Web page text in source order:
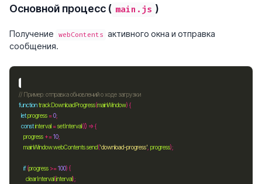
Основной процесс ( main.js )
Получение webContents активного окна и отправка
сообщения.
functiontrackDownloadProgress(mainWindow
letprogress =0
constinterval =setInterval
progress +=10
mainWindow.webContentssend('download-progress' progress
if (progress >=100
clearInterval(interval